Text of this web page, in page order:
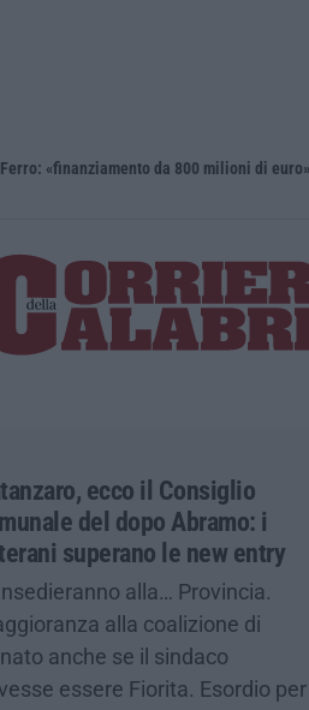
«finanziamento da 800 milioni di euro»
ecco il Consiglio
del dopo Abramo: i
superano le new entry
alla… Provincia.
alla coalizione di
anche se il sindaco
essere Fiorita. Esordio per